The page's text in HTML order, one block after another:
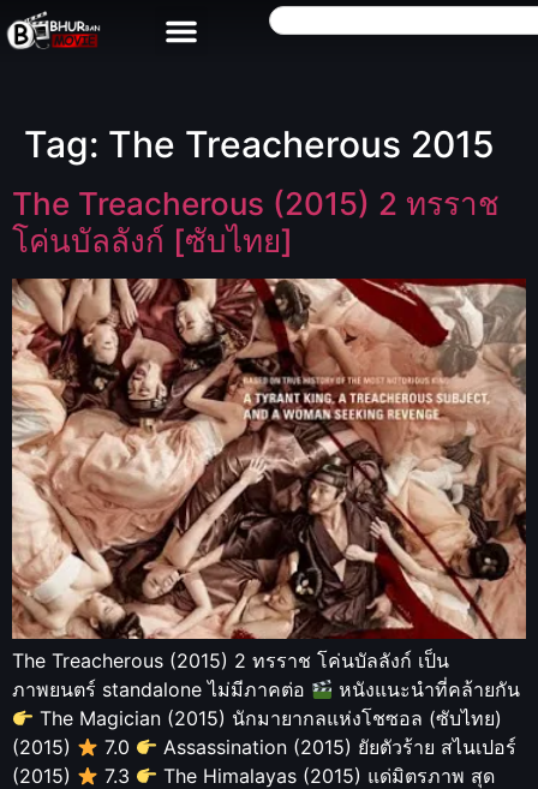
Tag: The Treacherous 2015
The Treacherous (2015) 2 ทรราช
โค่นบัลลังก์ [ซับไทย]
The Treacherous (2015) 2 ทรราช โค่นบัลลังก์ เป็น
ภาพยนตร์ standalone ไม่มีภาคต่อ
หนังแนะนำที่คล้ายกัน
The Magician (2015) นักมายากลแห่งโชซอล (ซับไทย)
(2015)
7.0
Assassination (2015) ยัยตัวร้าย สไนเปอร์
(2015)
7.3
The Himalayas (2015) แด่มิตรภาพ สุด